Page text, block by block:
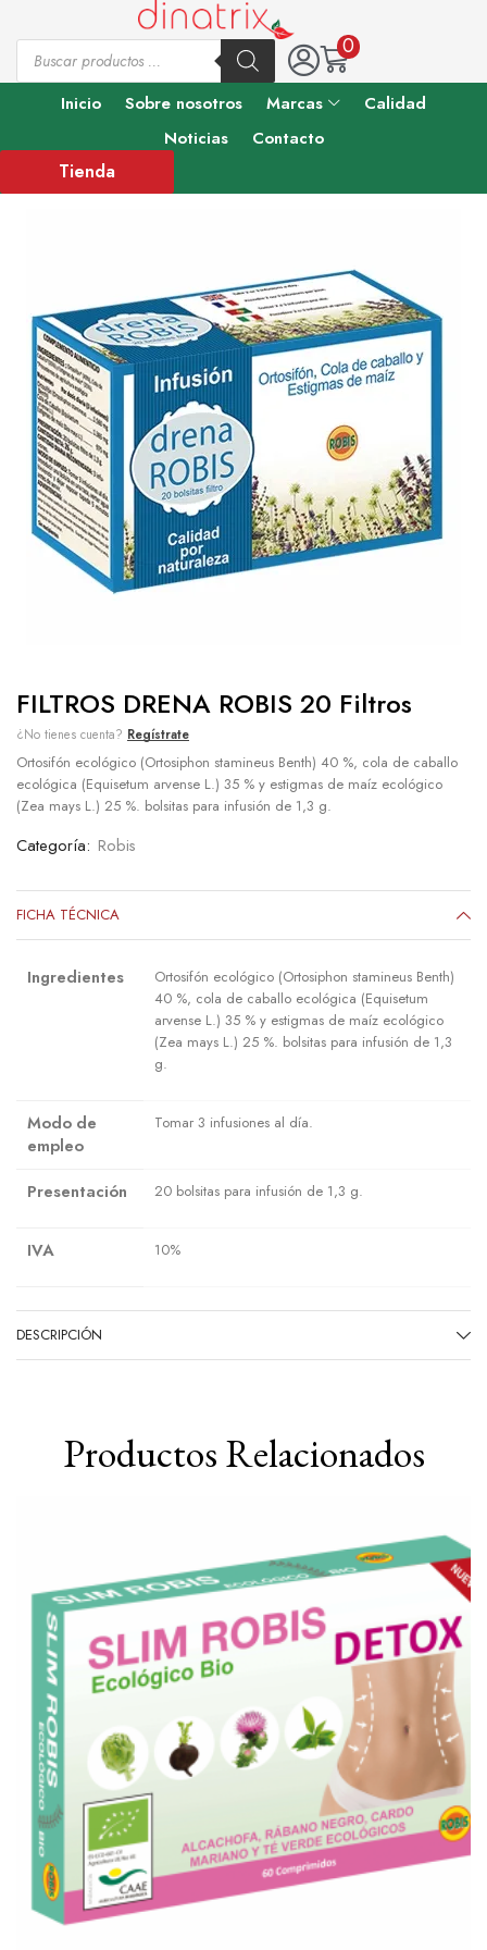
0
Inicio Sobre nosotros Marcas
Calidad
Noticias
Contacto
Tienda
FILTROS DRENA ROBIS 20 Filtros
¿No tienes cuenta? Regístrate
Ortosifón ecológico (Ortosiphon stamineus Benth) 40 %, cola de caballo
ecológica (Equisetum arvense L.) 35 % y estigmas de maíz ecológico
(Zea mays L.) 25 %. bolsitas para infusión de 1,3 g.
Categoría: Robis
FICHA TÉCNICA
Ingredientes
Ortosifón ecológico (Ortosiphon stamineus Benth)
40 %, cola de caballo ecológica (Equisetum
arvense L.) 35 % y estigmas de maíz ecológico
(Zea mays L.) 25 %. bolsitas para infusión de 1,3
g.
Modo de
empleo
Tomar 3 infusiones al día.
Presentación 20 bolsitas para infusión de 1,3 g.
IVA 10%
DESCRIPCIÓN
Productos Relacionados